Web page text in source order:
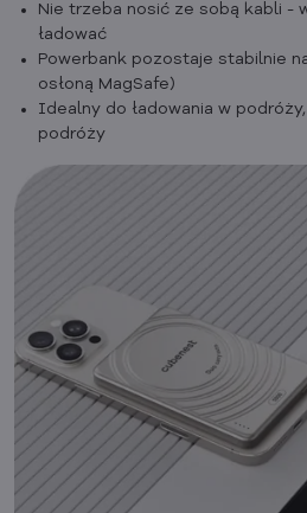
Nie trzeba nosić ze sobą kabli -
ładować
Powerbank pozostaje stabilnie
osłoną MagSafe)
Idealny do ładowania w
podróży